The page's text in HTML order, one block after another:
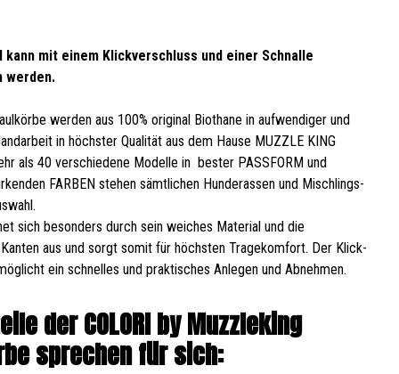
kann mit einem Klickverschluss und einer Schnalle
werden.
werden aus 100% original Biothane in aufwendiger und
in höchster Qualität aus dem Hause MUZZLE KING
als 40 verschiedene Modelle in bester PASSFORM und
FARBEN stehen sämtlichen Hunderassen und Mischlings-
sich besonders durch sein weiches Material und die
aus und sorgt somit für höchsten Tragekomfort. Der Klick-
ein schnelles und praktisches Anlegen und Abnehmen.
der COLORI by Muzzleking
sprechen für sich: